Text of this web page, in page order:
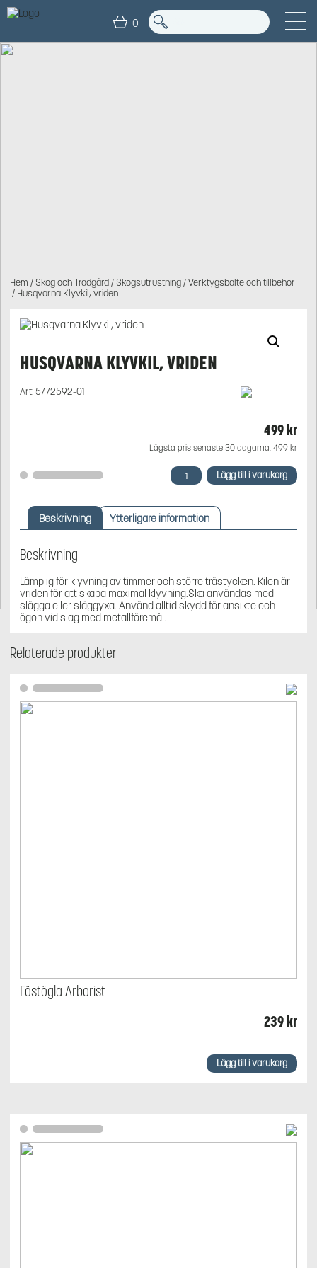
0
Hem / Skog och Trädgård/ Skogsutrustning/Verktygsbälte och tillbehör
/ Husqvarna Klyvkil, vriden
HUSQVARNA KLYVKIL, VRIDEN
Art:5772592-01
499kr
Lägsta pris senaste 30 dagarna: 499 kr
Husqvarna
Klyvkil,
mängd
Lägg till i varukorg
Beskrivning Ytterligare information
Beskrivning
Lämplig för klyvning av timmer och större trästycken. Kilen är
vriden för att skapa maximal klyvning.Ska användas med
slägga eller släggyxa. Använd alltid skydd för ansikte och
ögon vid slag med metallföremål.
Relaterade produkter
Fästögla Arborist
239kr
Lägg till i varukorg